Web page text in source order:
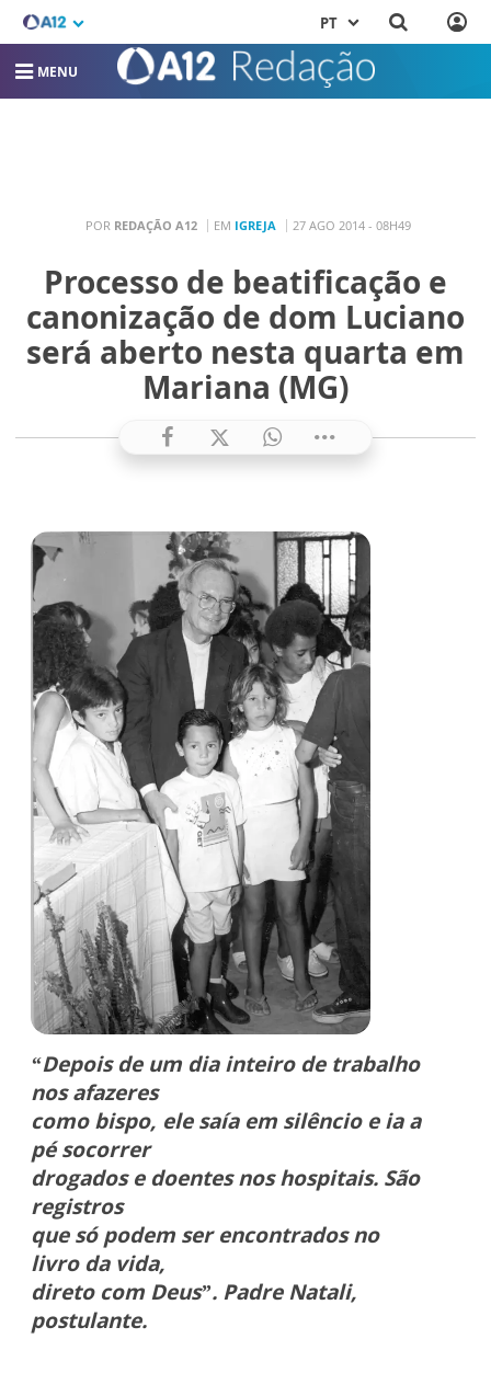
PT
MENU
POR REDAÇÃO A12 EM IGREJA 27 AGO 2014 - 08H49
Processo de beatificação e
canonização de dom Luciano
será aberto nesta quarta em
Mariana (MG)
“Depois de um dia inteiro de trabalho
nos afazeres
como bispo, ele saía em silêncio e ia a
pé socorrer
drogados e doentes nos hospitais. São
registros
que só podem ser encontrados no
livro da vida,
direto com Deus”. Padre Natali,
postulante.